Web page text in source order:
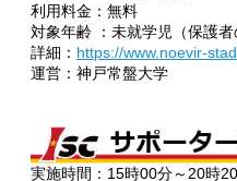
利用料金：無料
対象年齢 ：未就学児（保護者
詳細： https://www.noevir-
運営：神戸常盤大学
実施時間：15時00分～20時